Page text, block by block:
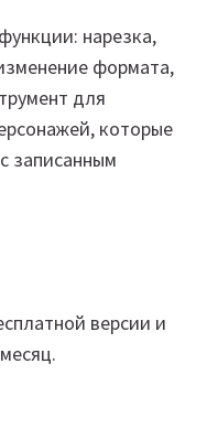
нарезка,
формата,
для
которые
записанным
версии и